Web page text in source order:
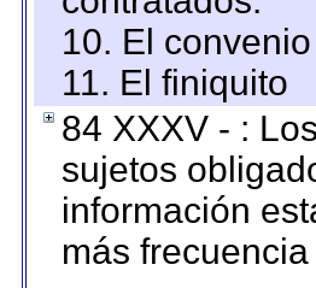
10. El
11. El finiquito
84 XXXV - :
sujetos
información
más